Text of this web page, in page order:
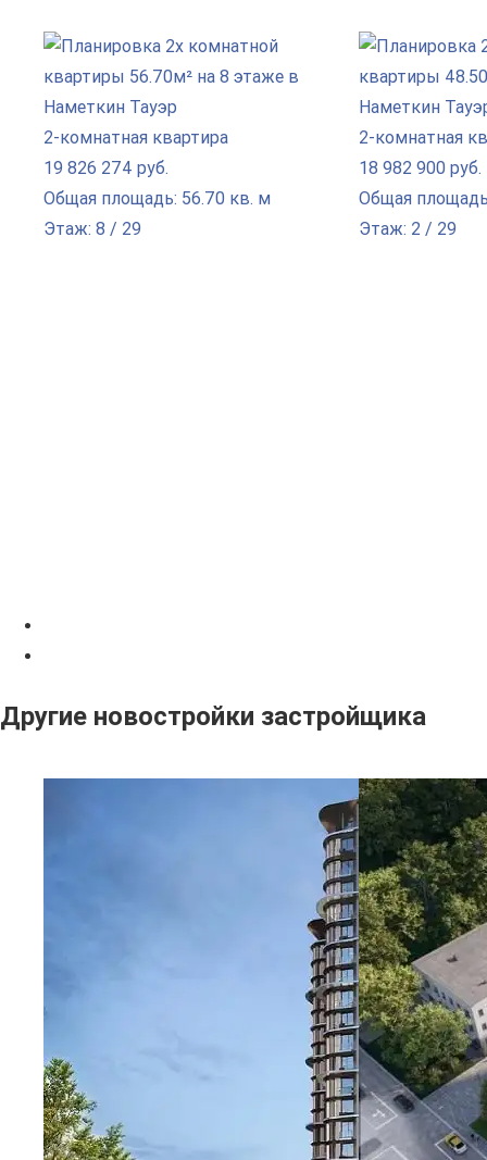
2-комнатная квартира
19 826 274 руб.
Общая площадь: 56.70 кв. м
Этаж: 8 / 29
2-комнатная
18 982 900 руб.
Общая
Этаж: 2 / 29
Другие новостройки застройщика